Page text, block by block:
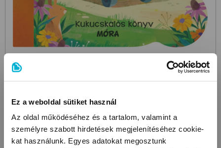
Ez a weboldal sütiket használ
Az oldal működéséhez és a tartalom, valamint a
személyre szabott hirdetések megjelenítéséhez cookie-
kat használunk. Egyes adatokat megosztunk
MÓRA
Babakönyvtár - A kis narancssárga teherautó
gyerekkönyv
2 499 Ft